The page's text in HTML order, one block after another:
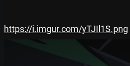
https://i.imgur.com/yTJIl1S.png